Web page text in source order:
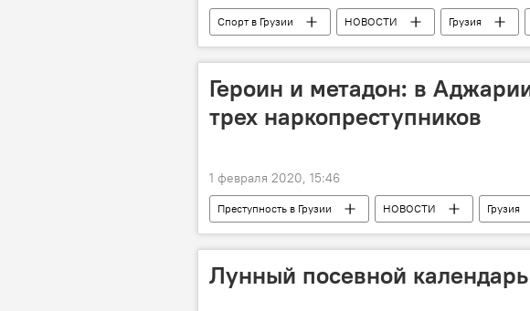
Спорт в Грузии НОВОСТИ Грузия
Героин и метадон: в
трех наркопреступников
1 февраля 2020, 15:46
Преступность в Грузии НОВОСТИ Грузия
Наркотики
Арест
Лунный посевной